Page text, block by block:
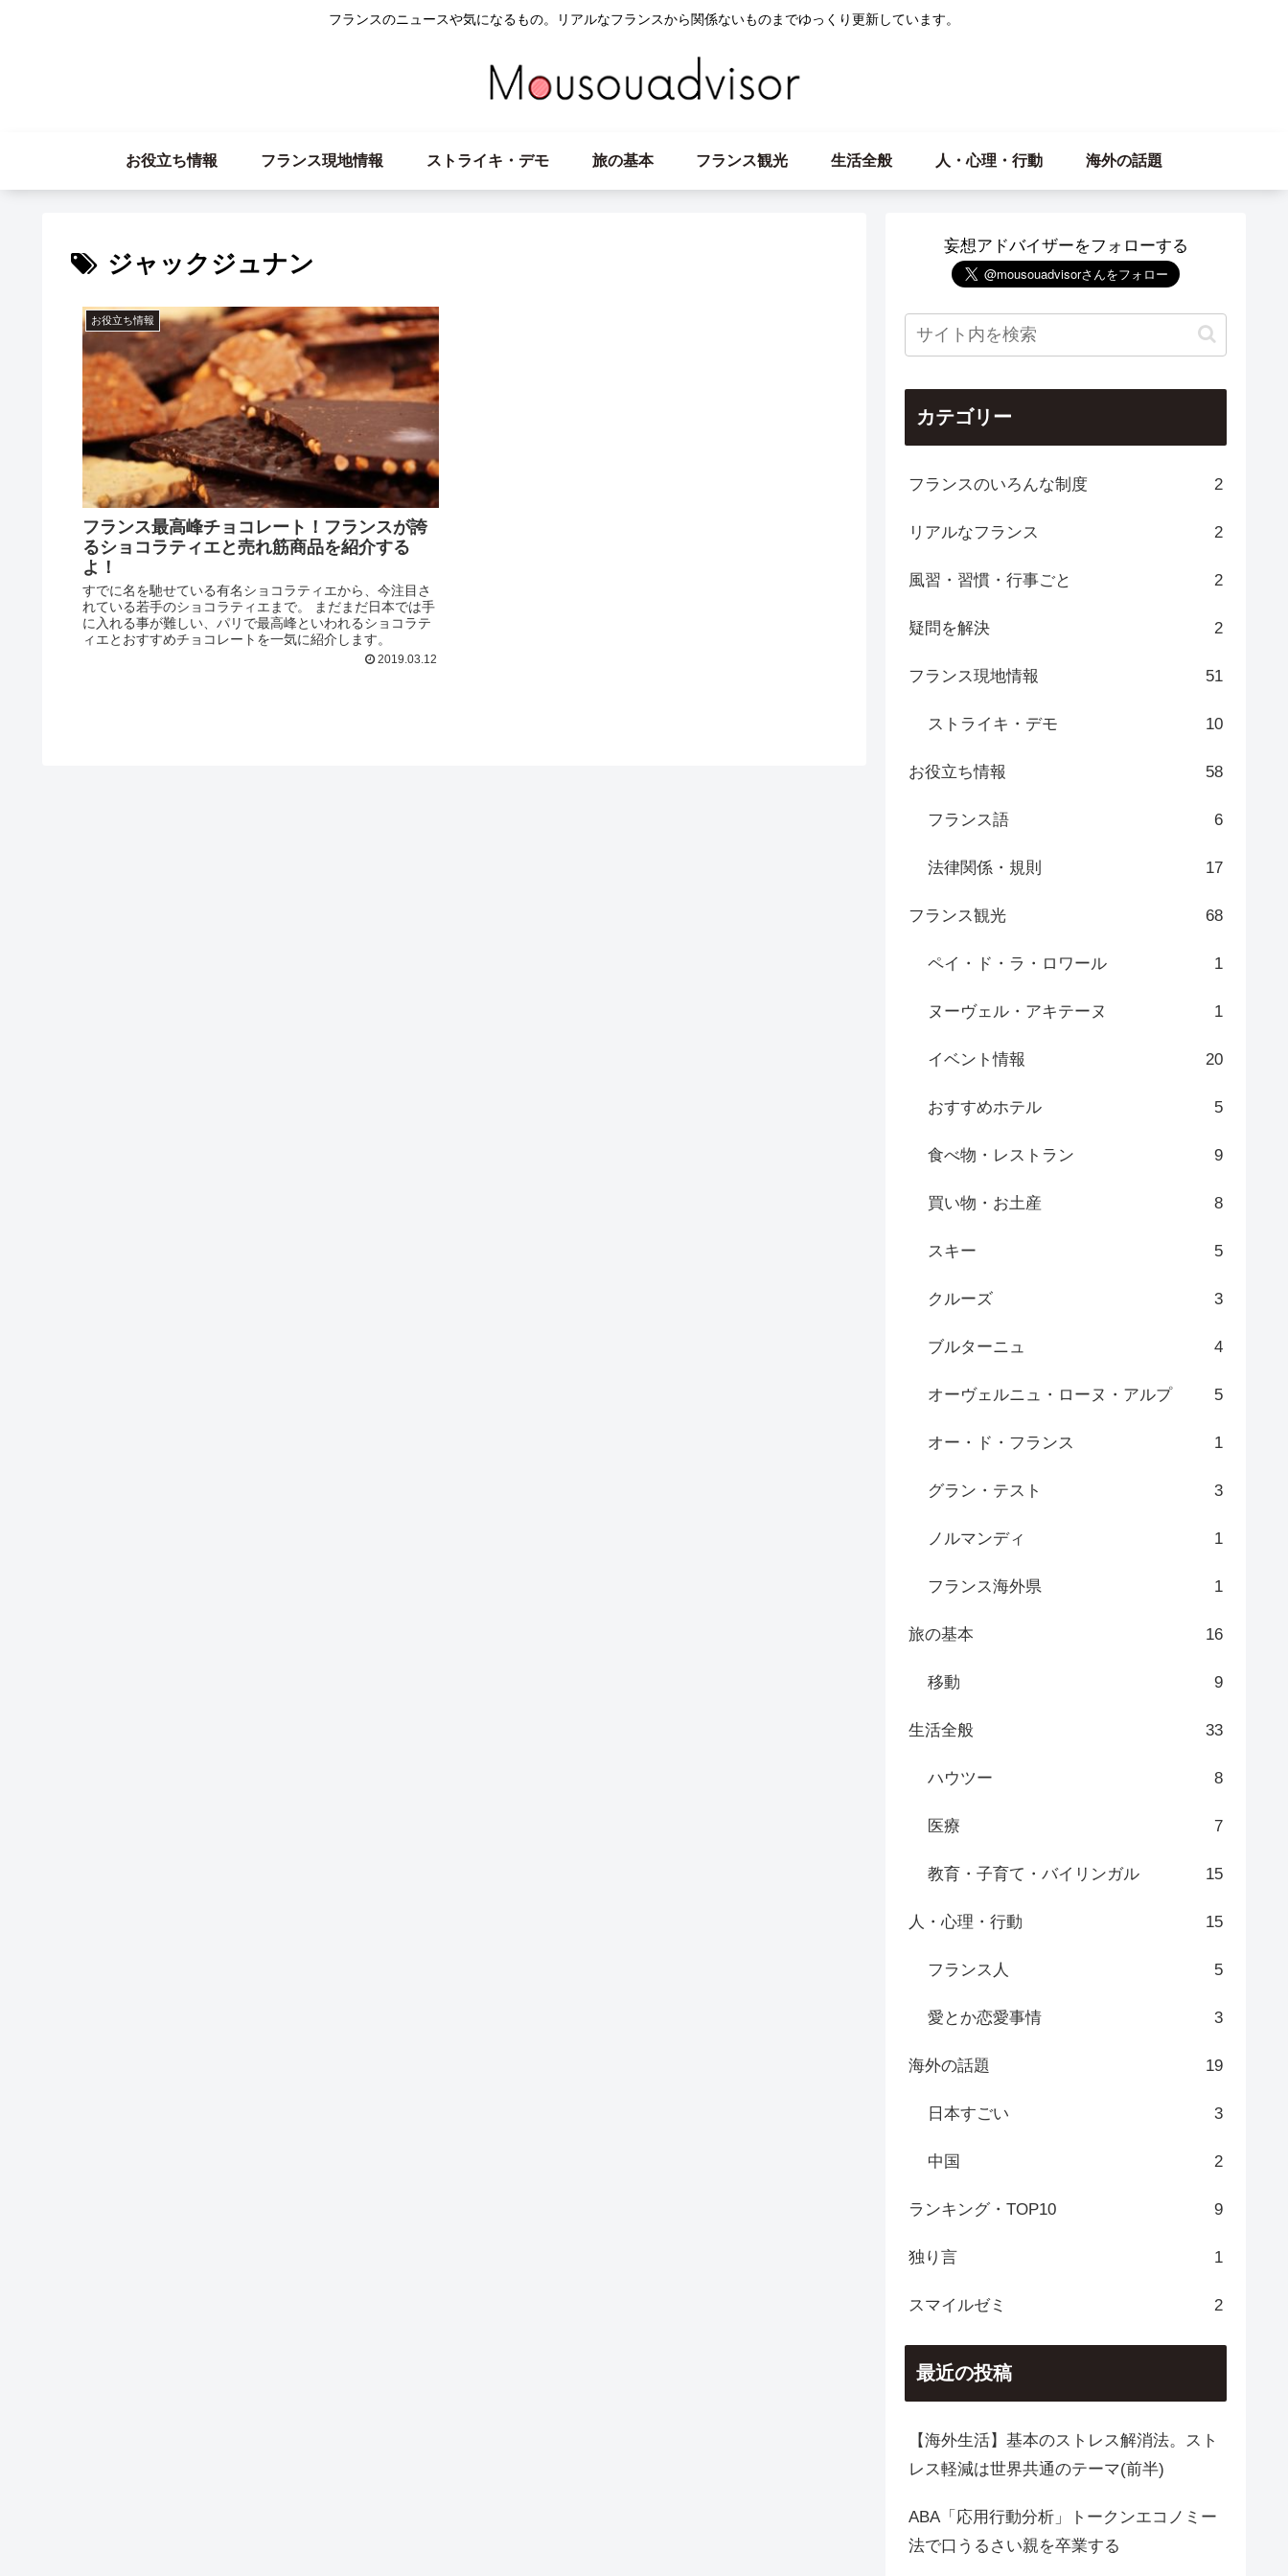
フランスのニュースや気になるもの。リアルなフランスから関係ないものまでゆっくり更新しています。
お役立ち情報 フランス現地情報 ストライキ・デモ 旅の基本 フランス観光 生活全般 人・心理・行動 海外の話題
ジャックジュナン
お役立ち情報
フランス最高峰チョコレート！フランスが誇
るショコラティエと売れ筋商品を紹介する
よ！
すでに名を馳せている有名ショコラティエから、今注目さ
れている若手のショコラティエまで。 まだまだ日本では手
に入れる事が難しい、パリで最高峰といわれるショコラテ
ィエとおすすめチョコレートを一気に紹介します。
2019.03.12
妄想アドバイザーをフォローする
カテゴリー
フランスのいろんな制度 2
リアルなフランス 2
風習・習慣・行事ごと 2
疑問を解決 2
フランス現地情報 51
ストライキ・デモ 10
お役立ち情報 58
フランス語 6
法律関係・規則 17
フランス観光 68
ペイ・ド・ラ・ロワール 1
ヌーヴェル・アキテーヌ 1
イベント情報 20
おすすめホテル 5
食べ物・レストラン 9
買い物・お土産 8
スキー 5
クルーズ 3
ブルターニュ 4
オーヴェルニュ・ローヌ・アルプ 5
オー・ド・フランス 1
グラン・テスト 3
ノルマンディ 1
フランス海外県 1
旅の基本 16
移動 9
生活全般 33
ハウツー 8
医療 7
教育・子育て・バイリンガル 15
人・心理・行動 15
フランス人 5
愛とか恋愛事情 3
海外の話題 19
日本すごい 3
中国 2
ランキング・TOP10 9
独り言 1
スマイルゼミ 2
最近の投稿
【海外生活】基本のストレス解消法。スト
レス軽減は世界共通のテーマ(前半)
ABA「応用行動分析」トークンエコノミー
法で口うるさい親を卒業する